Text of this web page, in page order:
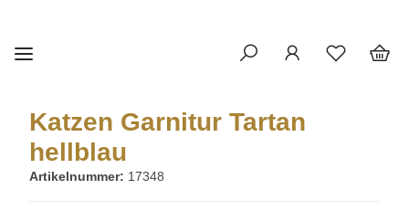
Katzen Garnitur Tartan
hellblau
Artikelnummer: 17348